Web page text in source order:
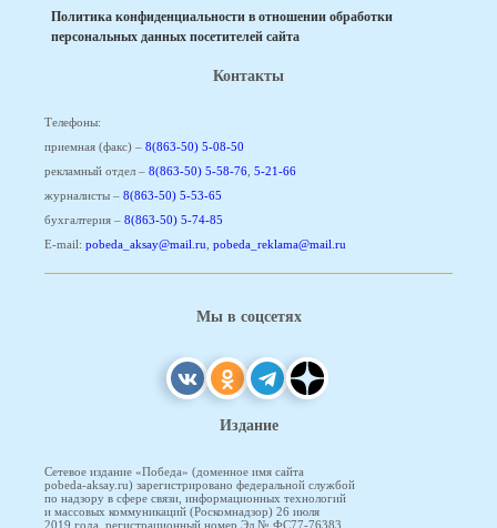
Политика конфиденциальности в отношении обработки
персональных данных посетителей сайта
Контакты
Телефоны:
приемная (факс) – 8(863-50) 5-08-50
рекламный отдел – 8(863-50) 5-58-76, 5-21-66
журналисты – 8(863-50) 5-53-65
бухгалтерия – 8(863-50) 5-74-85
E-mail: pobeda_aksay@mail.ru, pobeda_reklama@mail.ru
Мы в соцсетях
Издание
Сетевое издание «Победа» (доменное имя сайта
pobeda-aksay.ru) зарегистрировано федеральной службой
по надзору в сфере связи, информационных технологий
и массовых коммуникаций (Роскомнадзор) 26 июля
2019 года, регистрационный номер Эл № ФС77-76383